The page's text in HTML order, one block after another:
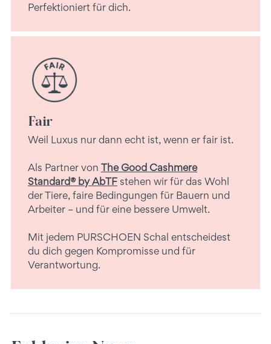
Perfektioniert für dich.
Fair
Weil Luxus nur dann echt ist, wenn er fair ist.
Als Partner von The Good Cashmere
Standard® by AbTF stehen wir für das Wohl
der Tiere, faire Bedingungen für Bauern und
Arbeiter – und für eine bessere Umwelt.
Mit jedem PURSCHOEN Schal entscheidest
du dich gegen Kompromisse und für
Verantwortung.